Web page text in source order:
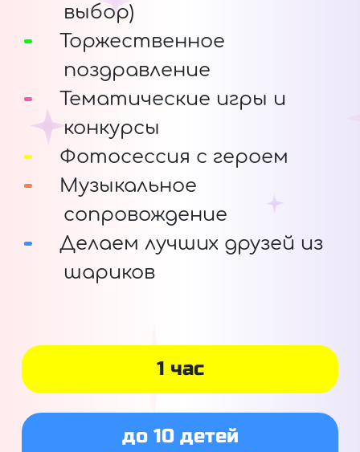
выбор)
Торжественное
поздравление
Тематические игры и
конкурсы
Фотосессия с героем
Музыкальное
сопровождение
Делаем лучших друзей из
шариков
1 час
до 10 детей